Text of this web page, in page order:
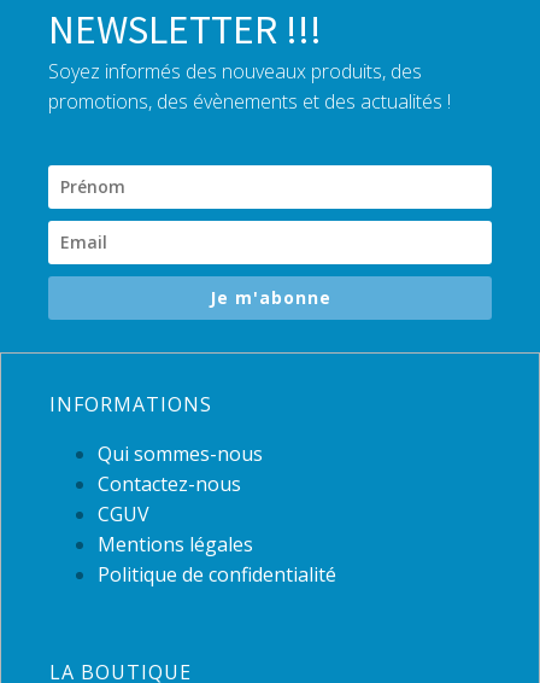
NEWSLETTER !!!
Soyez informés des nouveaux produits, des
promotions, des évènements et des actualités !
Je m'abonne
INFORMATIONS
Qui sommes-nous
Contactez-nous
CGUV
Mentions légales
Politique de confidentialité
LA BOUTIQUE